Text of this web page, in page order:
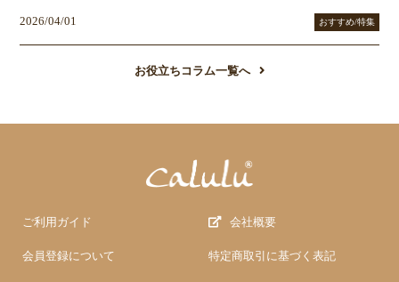
2026/04/01 おすすめ/特集
お役立ちコラム一覧へ
ご利用ガイド
会員登録について
会社概要
特定商取引に基づく表記